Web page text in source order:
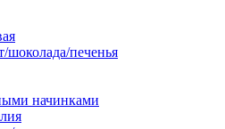
печенья
начинками